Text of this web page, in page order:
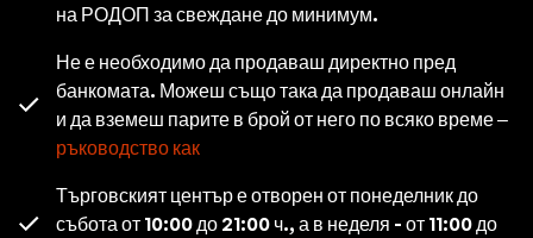
на РОДОП за свеждане до минимум.
Не е необходимо да продаваш директно пред
банкомата. Можеш също така да продаваш онлайн
и да вземеш парите в брой от него по всяко време –
ръководство как
Търговският център е отворен от понеделник до
събота от 10:00 до 21:00 ч., а в неделя - от 11:00 до